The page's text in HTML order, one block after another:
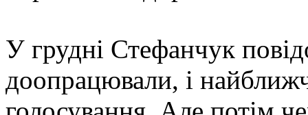
У грудні Стефанчук
доопрацювали, і